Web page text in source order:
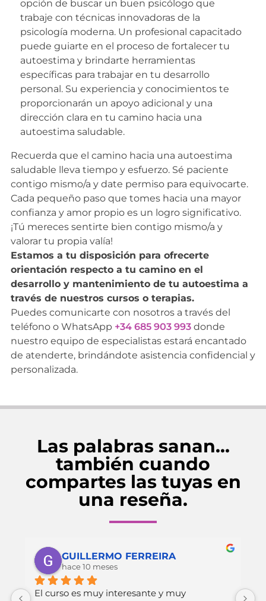
opción de buscar un buen psicólogo que
trabaje con técnicas innovadoras de la
psicología moderna. Un profesional capacitado
puede guiarte en el proceso de fortalecer tu
autoestima y brindarte herramientas
específicas para trabajar en tu desarrollo
personal. Su experiencia y conocimientos te
proporcionarán un apoyo adicional y una
dirección clara en tu camino hacia una
autoestima saludable.
Recuerda que el camino hacia una autoestima
saludable lleva tiempo y esfuerzo. Sé paciente
contigo mismo/a y date permiso para equivocarte.
Cada pequeño paso que tomes hacia una mayor
confianza y amor propio es un logro significativo.
¡Tú mereces sentirte bien contigo mismo/a y
valorar tu propia valía!
Estamos a tu disposición para ofrecerte
orientación respecto a tu camino en el
desarrollo y mantenimiento de tu autoestima a
través de nuestros cursos o terapias.
Puedes comunicarte con nosotros a través del
teléfono o WhatsApp +34 685 903 993donde
nuestro equipo de especialistas estará encantado
de atenderte, brindándote asistencia confidencial y
personalizada.
Las palabras sanan…
también cuando
compartes las tuyas en
una reseña.
GUILLERMO FERREIRA
hace 10 meses
El curso es muy interesante y muy